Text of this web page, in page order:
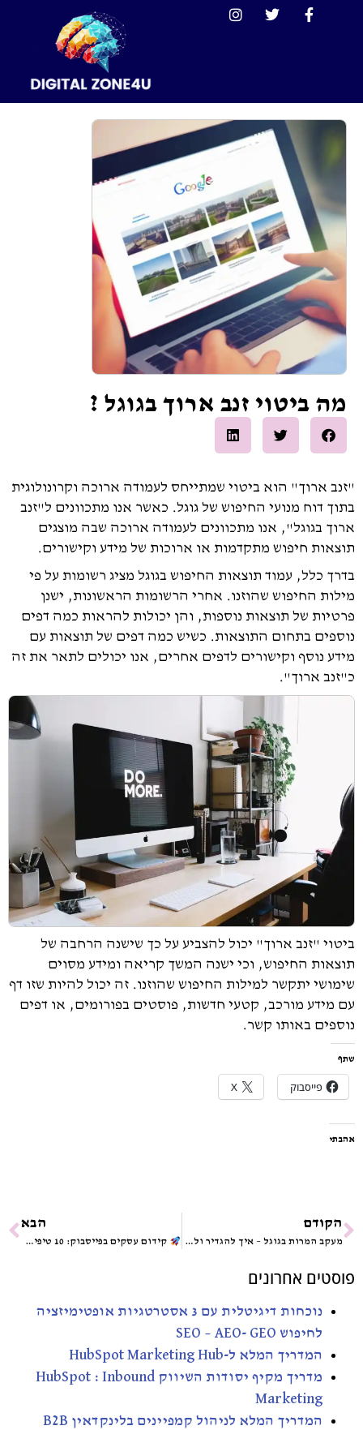
מה ביטוי זנב ארוך בגוגל ?
"זנב ארוך" הוא ביטוי שמתייחס לעמודה ארוכה וקרונולוגית
בתוך דוח מנועי החיפוש של גוגל. כאשר אנו מתכוונים ל"זנב
ארוך בגוגל", אנו מתכוונים לעמודה ארוכה שבה מוצגים
תוצאות חיפוש מתקדמות או ארוכות של מידע וקישורים.
בדרך כלל, עמוד תוצאות החיפוש בגוגל מציג רשומות על פי
מילות החיפוש שהוזנו. אחרי הרשומות הראשונות, ישנן
פרטיות של תוצאות נוספות, והן יכולות להראות כמה דפים
נוספים בתחום התוצאות. כשיש כמה דפים של תוצאות עם
מידע נוסף וקישורים לדפים אחרים, אנו יכולים לתאר את זה
כ"זנב ארוך".
ביטוי "זנב ארוך" יכול להצביע על כך שישנה הרחבה של
תוצאות החיפוש, וכי ישנה המשך קריאה ומידע מסוים
שימושי יתקשר למילות החיפוש שהוזנו. זה יכול להיות שזו דף
עם מידע מורכב, קטעי חדשות, פוסטים בפורומים, או דפים
נוספים באותו קשר.
שתף
פייסבוק X
אהבתי
הקודם
מעקב המרות בגוגל – איך להגדיר ולהבין את ההמרות שלכם?
הבא
קידום עסקים בפייסבוק: 10 טיפים להצלחה מובטחת!
פוסטים אחרונים
נוכחות דיגיטלית עם 3 אסטרטגיות אופטימיזציה
לחיפוש SEO – AEO- GEO
המדריך המלא ל-HubSpot Marketing Hub
מדריך מקיף יסודות השיווק HubSpot : Inbound
Marketing
המדריך המלא לניהול קמפיינים בלינקדאין B2B